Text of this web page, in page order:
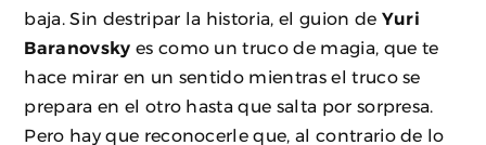
baja. Sin destripar la historia, el guion de Yuri
Baranovsky es como un truco de magia, que te
hace mirar en un sentido mientras el truco se
prepara en el otro hasta que salta por sorpresa.
Pero hay que reconocerle que, al contrario de lo